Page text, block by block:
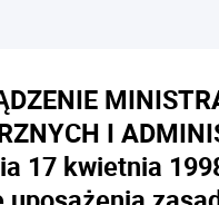
I
17 kwietnia